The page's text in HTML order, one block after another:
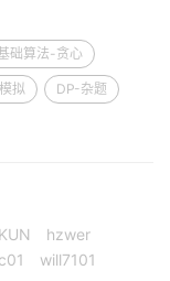
础算法-贪心
拟 DP-杂题
hzwer
will7101